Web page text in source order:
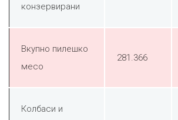
конзервирани
Вкупно пилешко
месо
281.366
Колбаси и